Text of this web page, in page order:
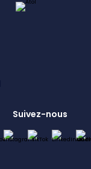
Suivez-nous